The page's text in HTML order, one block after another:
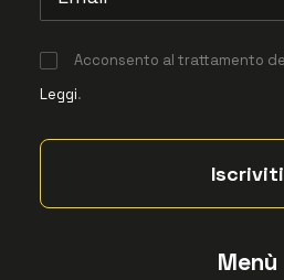
Menù
Acconsento al trattamento
Leggi.